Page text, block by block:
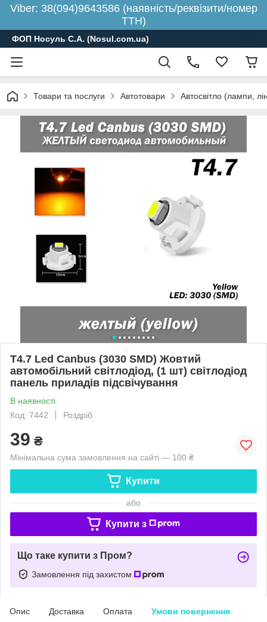
Viber: 38(094)9643586 (наявність/реквізити/номер
ТТН)
ФОП Носуль С.А. (Nosul.com.ua)
Товари та послуги Автотовари Автосвітло (лампи,
T4.7 Led Canbus (3030 SMD) Жовтий
автомобільний світлодіод, (1 шт) світлодіод
панель приладів підсвічування
В наявності
Код: 7442
Роздріб
39 ₴
Мінімальна сума замовлення на сайті — 100 ₴
Купити
або
Купити з
Що таке купити з Пром?
Замовлення під захистом
Опис Доставка Оплата Умови повернення